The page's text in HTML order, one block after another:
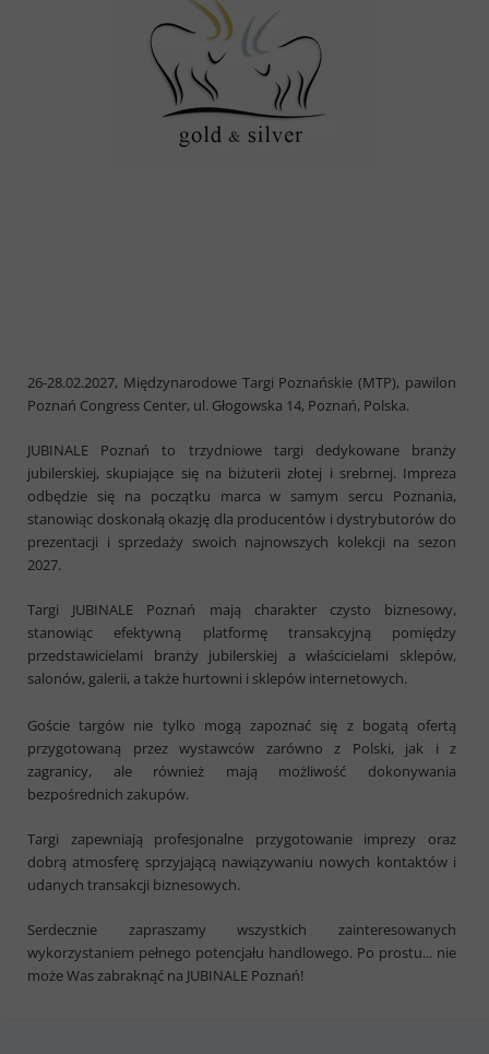
26-28.02.2027, Międzynarodowe Targi Poznańskie (MTP), pawilon
Poznań Congress Center, ul. Głogowska 14, Poznań, Polska.
JUBINALE Poznań to trzydniowe targi dedykowane branży
jubilerskiej, skupiające się na biżuterii złotej i srebrnej. Impreza
odbędzie się na początku marca w samym sercu Poznania,
stanowiąc doskonałą okazję dla producentów i dystrybutorów do
prezentacji i sprzedaży swoich najnowszych kolekcji na sezon
2027.
Targi JUBINALE Poznań mają charakter czysto biznesowy,
stanowiąc efektywną platformę transakcyjną pomiędzy
przedstawicielami branży jubilerskiej a właścicielami sklepów,
salonów, galerii, a także hurtowni i sklepów internetowych.
Goście targów nie tylko mogą zapoznać się z bogatą ofertą
przygotowaną przez wystawców zarówno z Polski, jak i z
zagranicy, ale również mają możliwość dokonywania
bezpośrednich zakupów.
Targi zapewniają profesjonalne przygotowanie imprezy oraz
dobrą atmosferę sprzyjającą nawiązywaniu nowych kontaktów i
udanych transakcji biznesowych.
Serdecznie zapraszamy wszystkich zainteresowanych
wykorzystaniem pełnego potencjału handlowego. Po prostu... nie
może Was zabraknąć na JUBINALE Poznań!